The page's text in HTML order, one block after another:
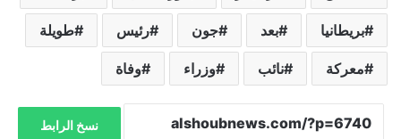
بريطانيا بعد جون رئيس طويلة
معركة نائب وزراء وفاة
نسخ الرابط